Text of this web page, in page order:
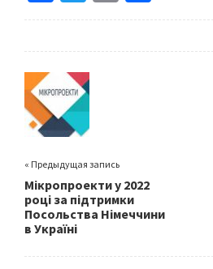
ce
o
o
k
wi
er
m h
« Предыдущая запись
Мікропроекти у 2022
році за підтримки
Посольства Німеччини
в Україні